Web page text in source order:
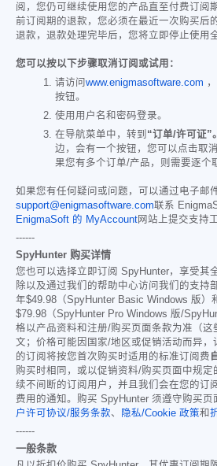
阅，您仍可继续使用您的产品直至付费订阅
前订阅期的退款，您必须在最近一次购买后
退款，退款处理完毕后，您将立即停止使用
您可以按以下步骤取消订阅或试用：
请访问 www.enigmasoftware.com
按钮。
使用用户名和密码登录。
在导航菜单中，转到 “订单/许可证”。
边，会有一个按钮，您可以点击取
果您有多个订单/产品，则需要逐个
如果您有任何疑问或问题，可以通过电子邮
support@enigmasoftware.com联系
EnigmaSoft 的 MyAccount网站上提交支持
------
SpyHunter 购买详情
您也可以选择立即订阅 SpyHunter，享受其
除以及通过我们的帮助中心访问我们的支持
年$49.98 （SpyHunter Basic Windows 版）
$79.98 （SpyHunter Pro Windows 版/
格以产品资料和注册/购买页面条款为准（这
文；价格可能因国家/地区或促销活动而异，
的订阅将按您首次购买时适用的标准订阅费
购买时相同，或以促销资料/购买页面中规
续不间断的订阅用户，并且我们会在您的订
费用的通知。购买 SpyHunter 须遵守购买页
户许可协议/服务条款、 隐私/Cookie 政策和
------
一般条款